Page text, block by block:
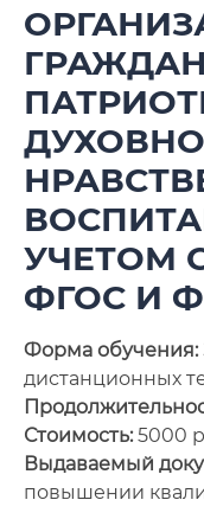
Записаться на
Курсы
Курсы для
Заявка на
программы
Сотрудники
Документы
Нормативное
УЧЕТОМ
ФГОС И
Форма обучения:
дистанционных
Стоимость:5000
Выдаваемый
повышении